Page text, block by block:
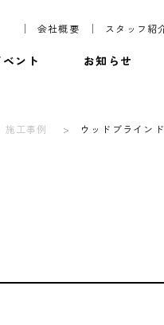
会社概要 スタッフ紹
ント お知らせ
施工事例 ウッドブライン